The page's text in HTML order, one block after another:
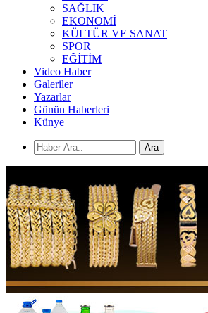
SAĞLIK
EKONOMİ
KÜLTÜR VE SANAT
SPOR
EĞİTİM
Video Haber
Galeriler
Yazarlar
Günün Haberleri
Künye
Ara